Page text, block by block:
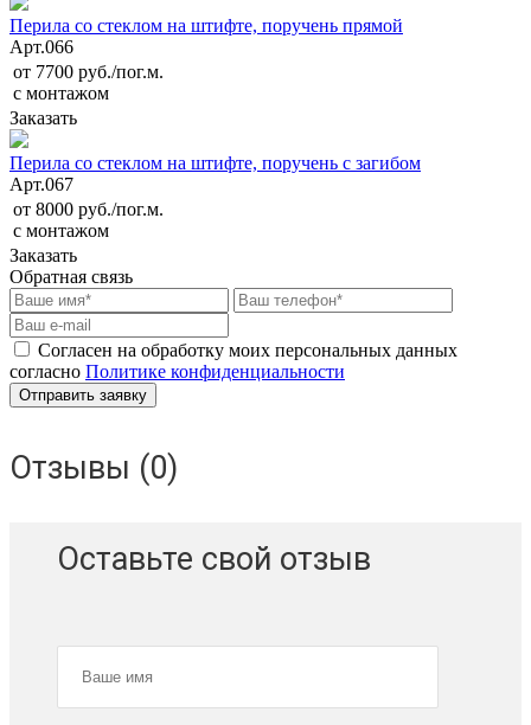
Перила со стеклом на штифте, поручень прямой
Арт.066
от 7700 руб./пог.м.
с монтажом
Заказать
Перила со стеклом на штифте, поручень с загибом
Арт.067
от 8000 руб./пог.м.
с монтажом
Заказать
Обратная связь
Согласен на обработку моих персональных данных
согласно Политике конфиденциальности
Отзывы (0)
Оставьте свой отзыв